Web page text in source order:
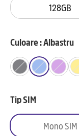
128GB
Culoare : Albastru
Tip SIM
Mono SIM